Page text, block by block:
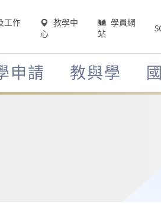
工作
教學中
心
學員網
站
申請 教與學